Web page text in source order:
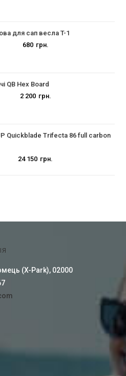
для сап весла T-1
грн.
680
QB Hex Board
грн.
2 200
Quickblade Trifecta 86 full carbon
грн.
24 150
(X-Park), 02000